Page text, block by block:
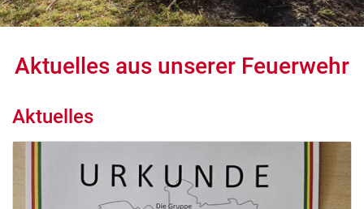
Aktuelles aus unserer Feuerwehr
Aktuelles